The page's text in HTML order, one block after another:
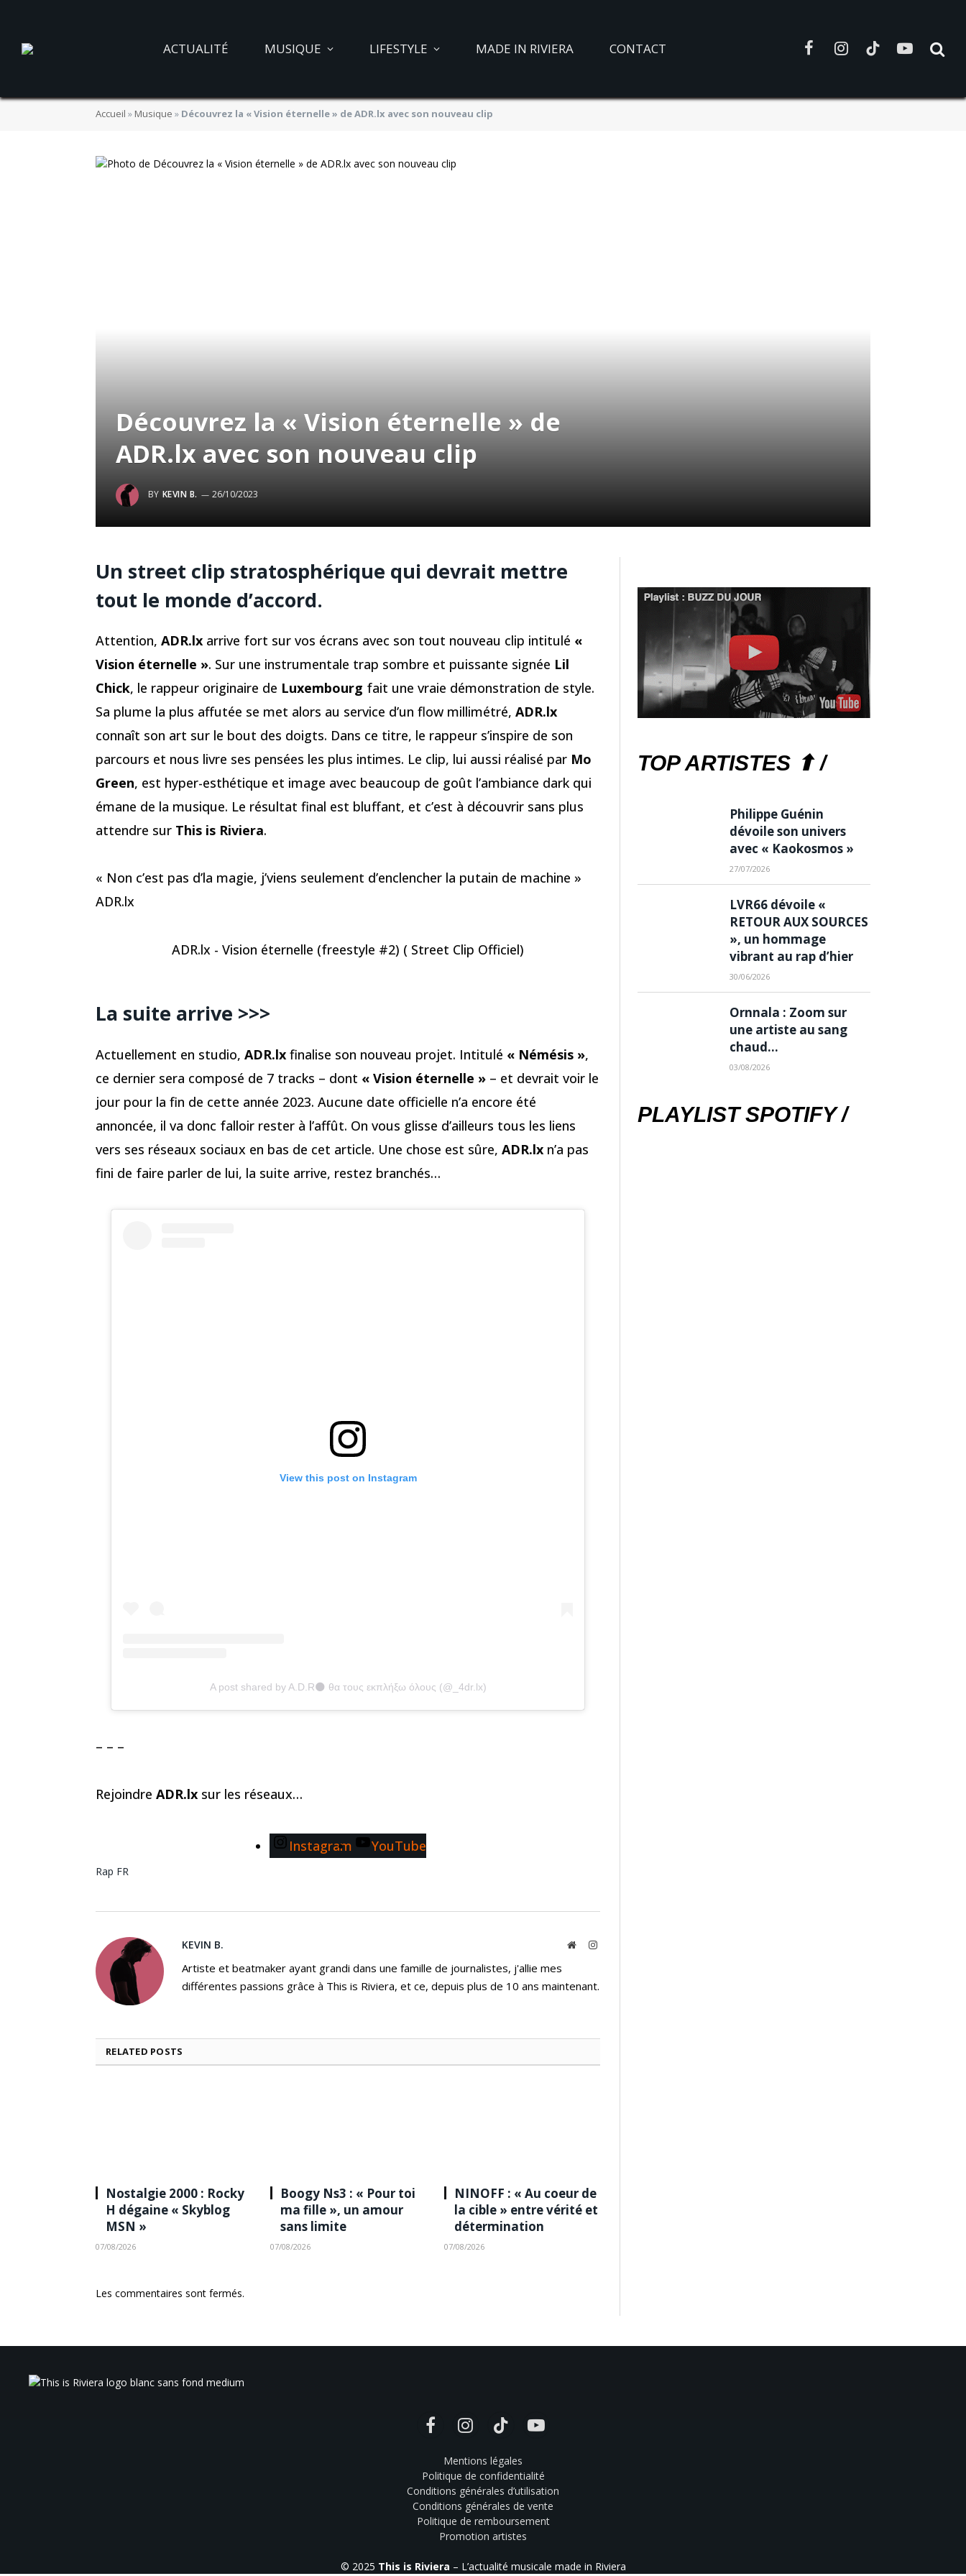
ACTUALITÉ MUSIQUE LIFESTYLE MADE IN RIVIERA CONTACT FacebookInstagramTikTokYouTube
Accueil » Musique » Découvrez la « Vision éternelle » de ADR.lx avec son nouveau clip
Découvrez la « Vision éternelle » de
ADR.lx avec son nouveau clip
BY KEVIN B. 26/10/2023
Un street clip stratosphérique qui devrait mettre
tout le monde d’accord.
Attention, ADR.lx arrive fort sur vos écrans avec son tout nouveau clip intitulé «
Vision éternelle ». Sur une instrumentale trap sombre et puissante signée Lil
Chick, le rappeur originaire de Luxembourg fait une vraie démonstration de style.
Sa plume la plus affutée se met alors au service d’un flow millimétré, ADR.lx
connaît son art sur le bout des doigts. Dans ce titre, le rappeur s’inspire de son
parcours et nous livre ses pensées les plus intimes. Le clip, lui aussi réalisé par Mo
Green, est hyper-esthétique et image avec beaucoup de goût l’ambiance dark qui
émane de la musique. Le résultat final est bluffant, et c’est à découvrir sans plus
attendre sur This is Riviera.
« Non c’est pas d’la magie, j’viens seulement d’enclencher la putain de machine »
ADR.lx
ADR.lx - Vision éternelle (freestyle #2) ( Street Clip Officiel)
La suite arrive >>>
Actuellement en studio, ADR.lx finalise son nouveau projet. Intitulé « Némésis »,
ce dernier sera composé de 7 tracks – dont « Vision éternelle » – et devrait voir le
jour pour la fin de cette année 2023. Aucune date officielle n’a encore été
annoncée, il va donc falloir rester à l’affût. On vous glisse d’ailleurs tous les liens
vers ses réseaux sociaux en bas de cet article. Une chose est sûre, ADR.lx n’a pas
fini de faire parler de lui, la suite arrive, restez branchés…
View this post on Instagram
A post shared by A.D.R🌑 θα τους εκπλήξω όλους (@_4dr.lx)
– – –
Rejoindre ADR.lx sur les réseaux…
Instagram YouTube
Rap FR
KEVIN B. WebsiteInstagram
Artiste et beatmaker ayant grandi dans une famille de journalistes, j'allie mes
différentes passions grâce à This is Riviera, et ce, depuis plus de 10 ans maintenant.
RELATED POSTS
Nostalgie 2000 : Rocky
H dégaine « Skyblog
MSN »
07/08/2026
Boogy Ns3 : « Pour toi
ma fille », un amour
sans limite
07/08/2026
NINOFF : « Au coeur de
la cible » entre vérité et
détermination
07/08/2026
Les commentaires sont fermés.
TOP ARTISTES ⬆ /
Philippe Guénin
dévoile son univers
avec « Kaokosmos »
27/07/2026
LVR66 dévoile «
RETOUR AUX SOURCES
», un hommage
vibrant au rap d’hier
30/06/2026
Ornnala : Zoom sur
une artiste au sang
chaud…
03/08/2026
PLAYLIST SPOTIFY /
FacebookInstagramTikTok YouTube
Mentions légales
Politique de confidentialité
Conditions générales d’utilisation
Conditions générales de vente
Politique de remboursement
Promotion artistes
© 2025 This is Riviera – L’actualité musicale made in Riviera